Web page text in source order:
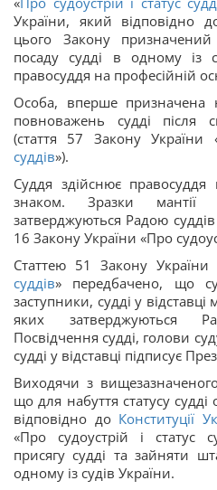
України, який відповідно
цього Закону
посаду судді в одному із
правосуддя на професійній
Особа, вперше призначена
повноважень судді після
(стаття 57 Закону України
суддів»).
Суддя здійснює
знаком. Зразки мантії
затверджуються Радою суддів
16 Закону України «Про
Статтею 51 Закону України
суддів» передбачено, що
заступники, судді у
яких затверджуються
Посвідчення судді, голови
судді у відставці підписує
Виходячи з
що для набуття статусу
відповідно до Конституції
«Про судоустрій і статус
присягу судді та зайняти
одному із судів України.